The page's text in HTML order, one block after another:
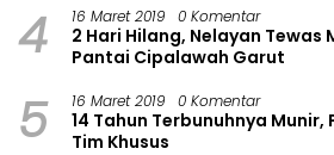
4 16 Maret 2019 0 Komentar
2 Hari Hilang, Nelayan Tewas
Pantai Cipalawah Garut
5 16 Maret 2019 0 Komentar
14 Tahun Terbunuhnya
Tim Khusus